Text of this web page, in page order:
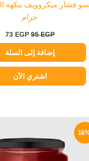
جرام
95EGP
73 EGP
إضافة إلى السلة
اشتري الآن
هو:
130 EGP.